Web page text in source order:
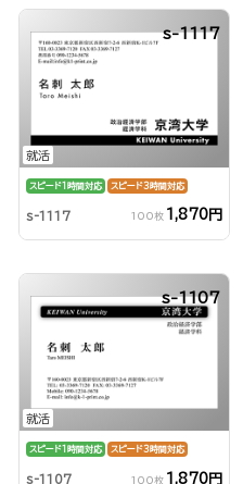
就活
s-1117
スピード1時間対応 スピード3時間対応
s-1117 100枚 1,870円
就活
s-1107
スピード1時間対応 スピード3時間対応
s-1107 100枚 1,870円